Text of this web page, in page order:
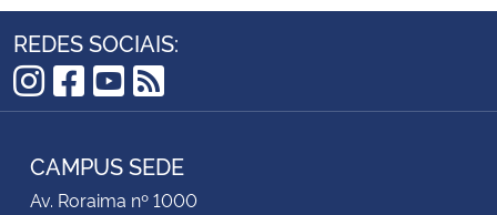
REDES SOCIAIS:
Instagram
Facebook
YouTube
RSS
CAMPUS SEDE
Av. Roraima nº 1000